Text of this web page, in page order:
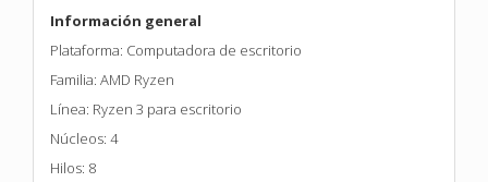
Información general
Plataforma: Computadora de escritorio
Familia: AMD Ryzen
Línea: Ryzen 3 para escritorio
Núcleos: 4
Hilos: 8